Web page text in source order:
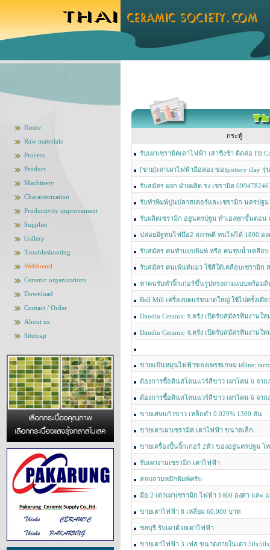
Home
Raw materials
Process
Product
Machinery
Characterization
Productivity improvement
Supplier
Gallery
Troubleshooting
Webboard
Ceramic organizations
Download
Contact / Order
About us
Sitemap
กระทู้
รับเผาเซรามิคเตาไฟฟ้า เสาชิงช้า ติดต่อ
[ขาย]เตาเผาไฟฟ้ามือสอง ของpottery clay รุ่
ใช้งานน้อยรายละเอียดLine ID:Permsap.pk
รับสมัคร ผจก ฝ่ายผลิต รง เซรามิต
รับทำพิมพ์ปูนปลาสเตอร์และเซรามิก นครปฐม
line:gon121231
รับผลิตเซรามิก อยู่นครปฐม ทำเองทุกขั้นตอน
มิก โทร 0876636261 line: gon121231
ปล่อยอิฐทนไฟมือ2 สภาพดี ทนไฟได้ 1800 อง
นครปฐม เหมาหมดได้ มีราคาพิเศษ สนใจโทร
รับสมัคร คนทำแบบพิมพ์ หรือ คนชุบน้ำเคลือบ
รับสมัคร คนเพ้นท์แมว ใช้สีใต้เคลือบเซรามิก
หาคนรับทำจิ๊กเกอร์ขึ้นรูปทรงตามแบบพร้อมติ
Ball Mill เครื่องบดแร่ขนาดใหญ่ ใช้ไปครั้งเดีย
Dandin Ceramic จ.ตรัง เปิดรับสมัครทีมงานให
Dandin Ceramic จ.ตรัง เปิดรับสมัครทีมงานให
ขายแป้นหมุนไฟฟ้าของเพรชเกษม idline:
ต้องการซื้อดินสโตนแวร์สีขาว เผาโคน 6 จาก
ลำปาง)
ต้องการซื้อดินสโตนแวร์สีขาว เผาโคน 6 จาก
ขายเศษแก้วขาว เหล็กต่ำ 0.029% 1300 ตัน
chaychan@unionglassthai.com
ขายเตาเผาเซรามิค เตาไฟฟ้า ขนาดเล็ก
ขายเครื่องปั้นจิ๊กเกอร์ 2หัว ของอยู่นครปฐม โ
ไลน์ gon121231
รับเผางานเซรามิก เตาไฟฟ้า
สอบถามหมึกพิมพ์ครับ
มือ 2 เตาเผาเซรามิก ไฟฟ้า 1400 องศา และ
ขายเตาไฟฟ้า​ 8​ เหลี่ยม​ 60,000​ บาท
ชลบุรี รับเผาด้วยเตาไฟฟ้า
ขายเตาไฟฟ้า​ 3 เฟส​ ขนาด​ภายในเตา​